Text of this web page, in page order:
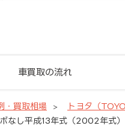
車買取の流れ
・買取相場 トヨタ（
ボなし平成13年式（2002年式